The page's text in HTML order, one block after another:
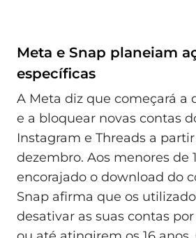
Meta e Snap planeiam
específicas
A Meta diz que começará a
e a bloquear novas contas
Instagram e Threads a
dezembro. Aos menores de
encorajado o download do
Snap afirma que os
desativar as suas contas